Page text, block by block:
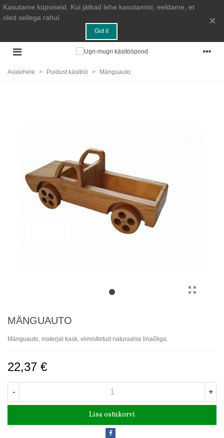
Kasutame küpsiseid. Kui jätkad lehe kasutamist, eeldame, et
oled sellega rahul.
Got it
×
Avalehele > Puidust käsitöö > Mänguauto
MÄNGUAUTO
Mänguauto, materjal kask, viimistletud naturaalse linaõliga.
22,37 €
- +
Lisa ostukorvi